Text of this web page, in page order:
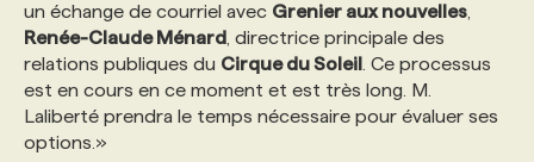
un échange de courriel avec Grenier aux nouvelles
Renée-Claude Ménard , directrice principale des
relations publiques du Cirque du Soleil . Ce processus
est en cours en ce moment et est très long. M.
Laliberté prendra le temps nécessaire pour évaluer ses
options.»